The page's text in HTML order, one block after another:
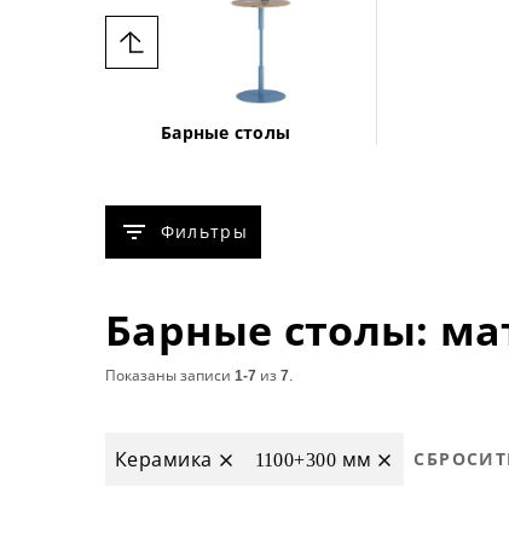
Барные столы
Фильтры
Показаны записи 1-7 из7.
Керамика 1100+300 мм